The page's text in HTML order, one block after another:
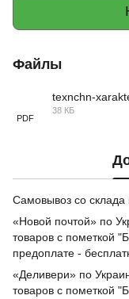
Файлы
PDF
texnchn-
38 КБ
Самовывоз со склада
«Новой почтой» по
товаров с пометкой
предоплате -
«Деливери» по
товаров с пометкой